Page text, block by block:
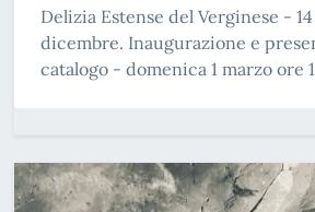
Delizia Estense del Verginese -
dicembre. Inaugurazione e
catalogo - domenica 1 marzo ore